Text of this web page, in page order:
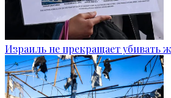
Израиль не прекращает убивать